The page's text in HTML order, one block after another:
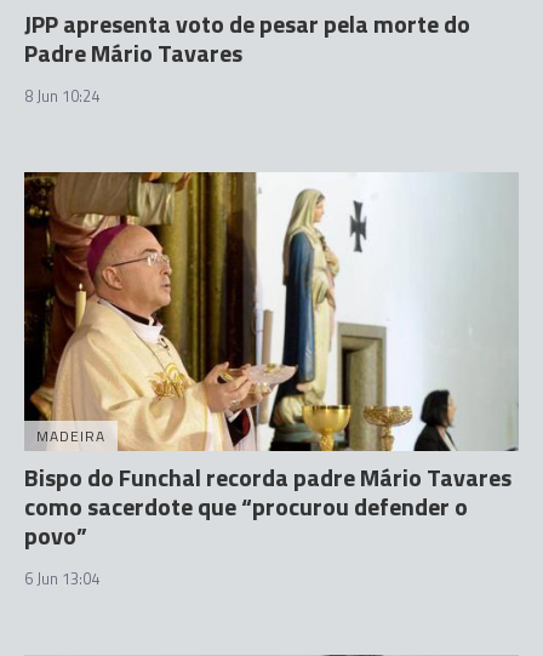
JPP apresenta voto de pesar pela morte do
Padre Mário Tavares
8 Jun 10:24
MADEIRA
Bispo do Funchal recorda padre Mário Tavares
como sacerdote que “procurou defender o
povo”
6 Jun 13:04